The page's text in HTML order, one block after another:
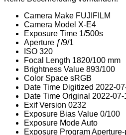
Camera Make FUJIFILM
Camera Model X-E4
Exposure Time 1/500s
Aperture ƒ/9/1
ISO 320
Focal Length 1820/100 mm
Brightness Value 893/100
Color Space sRGB
Date Time Digitized 2022-
Date Time Original 2022-
Exif Version 0232
Exposure Bias Value 0/100
Exposure ModeAuto
Exposure Program